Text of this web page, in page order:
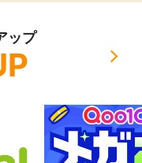
ップ